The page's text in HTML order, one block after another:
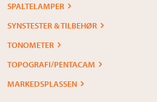
SPALTELAMPER
SYNSTESTER & TILBEHØR
TONOMETER
TOPOGRAFI/PENTACAM
MARKEDSPLASSEN